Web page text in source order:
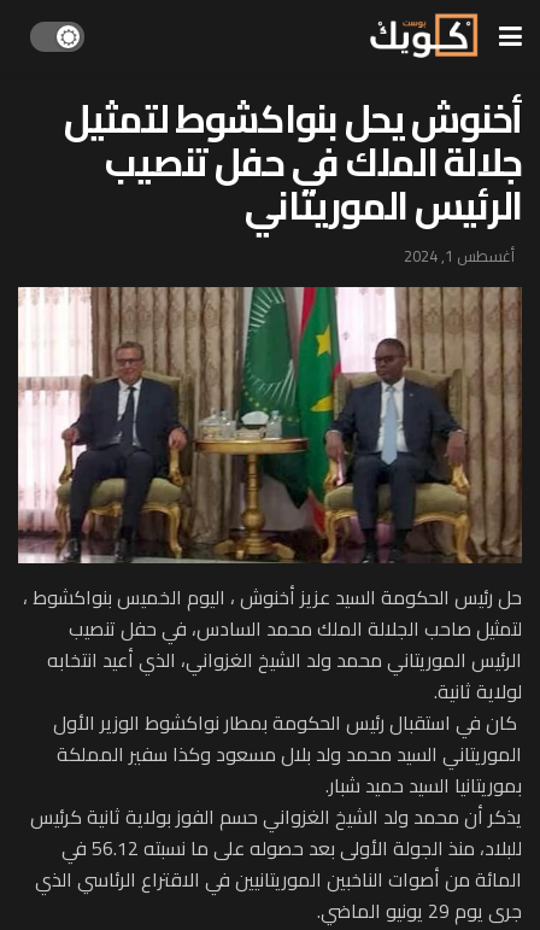
أخنوش يحل بنواكشوط لتمثيل
جلالة الملك في حفل تنصيب
الرئيس ‏الموريتاني ‏
أغسطس 1, 2024
حل رئيس الحكومة السيد عزيز ‏أخنوش ، اليوم ‏الخميس بنواكشوط ،
لتمثيل صاحب الجلالة الملك محمد ‏السادس، في ‏حفل تنصيب
الرئيس الموريتاني محمد ولد الشيخ الغزواني، ‏الذي أعيد انتخابه
لولاية ‏ثانية‎.‎
‎ كان في استقبال رئيس الحكومة بمطار نواكشوط الوزير الأول
‏‏الموريتاني السيد محمد ولد بلال مسعود وكذا سفير المملكة
بموريتانيا السيد حميد شبار.‏
يذكر أن محمد ولد الشيخ الغزواني حسم الفوز بولاية ثانية كرئيس
للبلاد، ‏منذ الجولة الأولى بعد ‏حصوله على ما نسبته 56.12 في
المائة من ‏أصوات الناخبين الموريتانيين في الاقتراع الرئاسي الذي
جرى يوم 29 يونيو الماضي.‏